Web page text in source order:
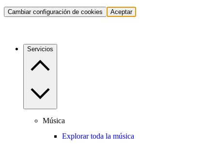
Cambiar configuración de cookies Aceptar
Servicios
Música
Explorar toda la música